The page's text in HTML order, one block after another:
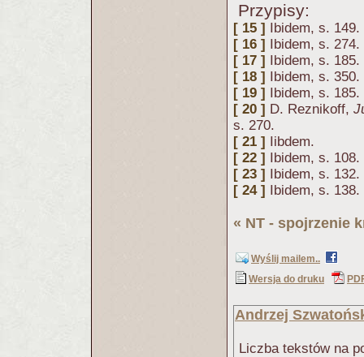
Przypisy:
[ 15 ] Ibidem, s. 149.
[ 16 ] Ibidem, s. 274.
[ 17 ] Ibidem, s. 185.
[ 18 ] Ibidem, s. 350.
[ 19 ] Ibidem, s. 185.
[ 20 ] D. Reznikoff,
s. 270.
[ 21 ] Iibdem.
[ 22 ] Ibidem, s. 108.
[ 23 ] Ibidem, s. 132.
[ 24 ] Ibidem, s. 138.
« NT - spojrzenie
Wyślij mailem..
Wersja do druku
Andrzej
Liczba tekstów na